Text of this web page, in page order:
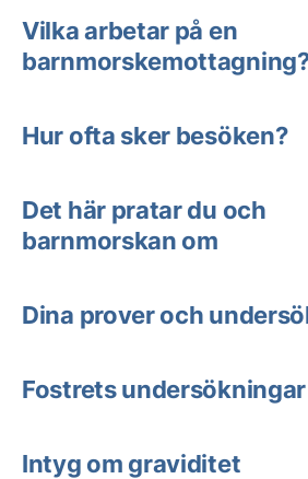
Vilka arbetar på en
Hur ofta sker besöken?
Det här pratar du och
barnmorskan om
Dina prover och
Fostrets undersökningar
Intyg om graviditet